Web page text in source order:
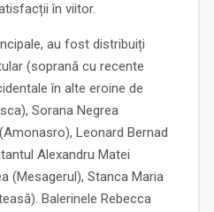
în viitor.
au fost distribuiți
(soprană cu recente
în alte eroine de
Sorana Negrea
Leonard Bernad
Alexandru Matei
(Mesagerul), Stanca Maria
Balerinele Rebecca